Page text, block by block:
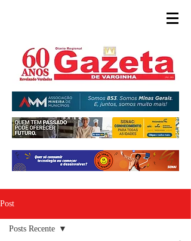
Post
Posts Recente